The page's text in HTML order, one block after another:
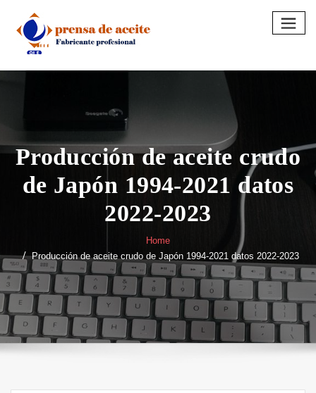
content
Producción de aceite crudo
de Japón 1994-2021 datos
2022-2023
Home
Producción de aceite crudo de Japón 1994-2021 datos 2022-2023